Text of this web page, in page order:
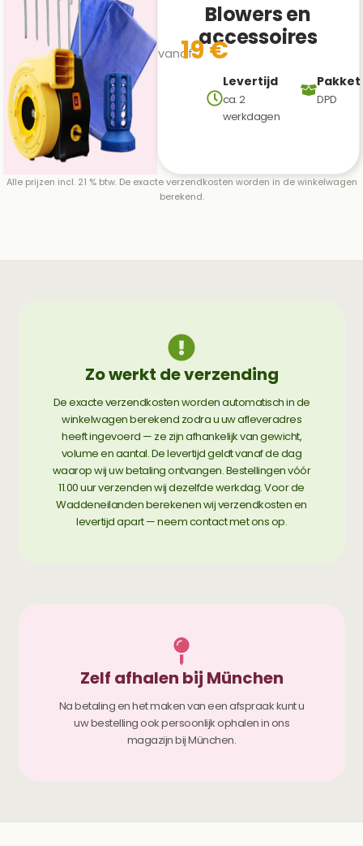
Blowers en
accessoires
vanaf19 €
Levertijd
ca. 2
werkdagen
Pakket
DPD
Alle prijzen incl. 21 % btw. De exacte verzendkosten worden in de winkelwagen
berekend.
Zo werkt de verzending
De exacte verzendkosten worden automatisch in de
winkelwagen berekend zodra u uw afleveradres
heeft ingevoerd — ze zijn afhankelijk van gewicht,
volume en aantal. De levertijd geldt vanaf de dag
waarop wij uw betaling ontvangen. Bestellingen vóór
11.00 uur verzenden wij dezelfde werkdag. Voor de
Waddeneilanden berekenen wij verzendkosten en
levertijd apart — neem contact met ons op.
Zelf afhalen bij München
Na betaling en het maken van een afspraak kunt u
uw bestelling ook persoonlijk ophalen in ons
magazijn bij München.